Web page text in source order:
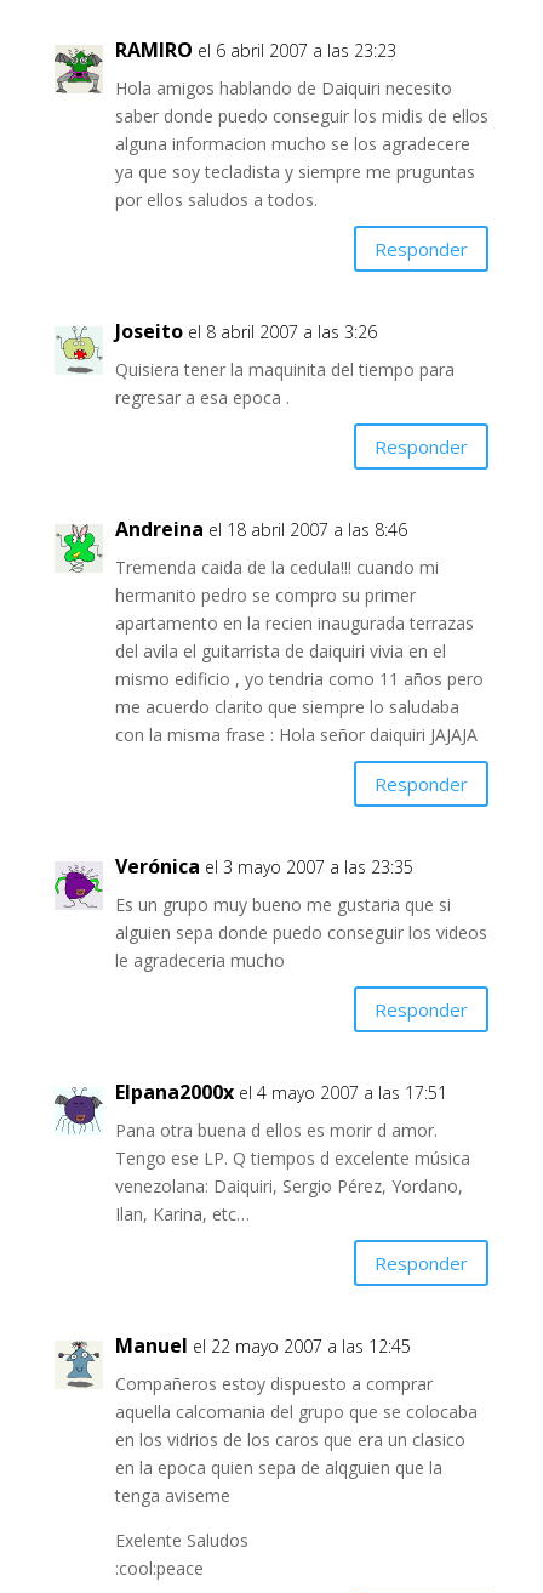
RAMIRO el 6 abril 2007 a las 23:23
Hola amigos hablando de Daiquiri necesito
saber donde puedo conseguir los midis de ellos
alguna informacion mucho se los agradecere
ya que soy tecladista y siempre me pruguntas
por ellos saludos a todos.
Responder
Joseito el 8 abril 2007 a las 3:26
Quisiera tener la maquinita del tiempo para
regresar a esa epoca .
Responder
Andreina el 18 abril 2007 a las 8:46
Tremenda caida de la cedula!!! cuando mi
hermanito pedro se compro su primer
apartamento en la recien inaugurada terrazas
del avila el guitarrista de daiquiri vivia en el
mismo edificio , yo tendria como 11 años pero
me acuerdo clarito que siempre lo saludaba
con la misma frase : Hola señor daiquiri JAJAJA
Responder
Verónica el 3 mayo 2007 a las 23:35
Es un grupo muy bueno me gustaria que si
alguien sepa donde puedo conseguir los videos
le agradeceria mucho
Responder
Elpana2000x el 4 mayo 2007 a las 17:51
Pana otra buena d ellos es morir d amor.
Tengo ese LP. Q tiempos d excelente música
venezolana: Daiquiri, Sergio Pérez, Yordano,
Ilan, Karina, etc…
Responder
Manuel el 22 mayo 2007 a las 12:45
Compañeros estoy dispuesto a comprar
aquella calcomania del grupo que se colocaba
en los vidrios de los caros que era un clasico
en la epoca quien sepa de alqguien que la
tenga aviseme
Exelente Saludos
:cool:peace